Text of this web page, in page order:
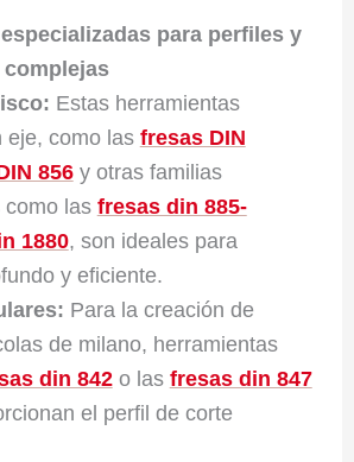
para perfiles y
Estas herramientas
eje, como las fresas DIN
856y otras familias
como las fresas din 885-
1880, son ideales para
y eficiente.
Para la creación de
de milano, herramientas
din 842o las fresas din 847
el perfil de corte